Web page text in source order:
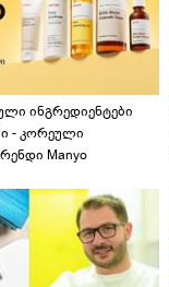
ინგრედიენტები
- კორეული
Manyo